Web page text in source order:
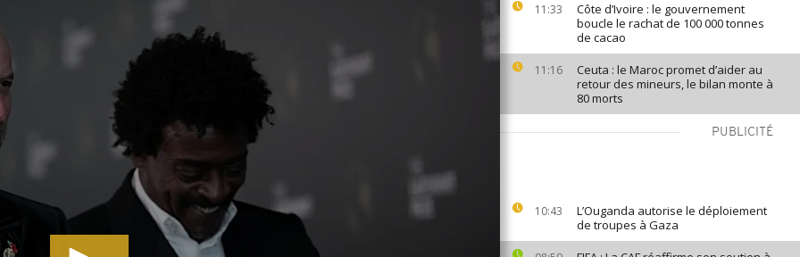
11:33
Côte d’Ivoire : le gouvernement
boucle le rachat de 100 000 tonnes
de cacao
11:16
Ceuta : le Maroc promet d’aider au
retour des mineurs, le bilan monte à
80 morts
PUBLICITÉ
10:43
L’Ouganda autorise le déploiement
de troupes à Gaza